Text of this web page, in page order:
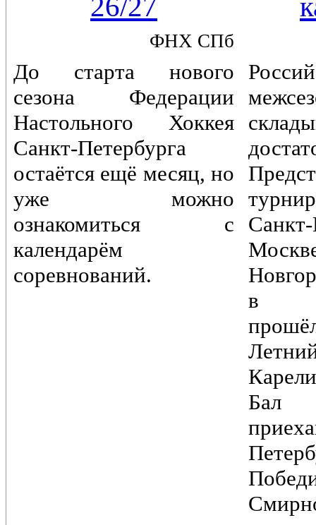
ФНХ СПб
До старта нового
сезона Федерации
Настольного Хоккея
Санкт-Петербурга
остаётся ещё месяц, но
уже можно
ознакомиться с
календарём
соревнований.
в